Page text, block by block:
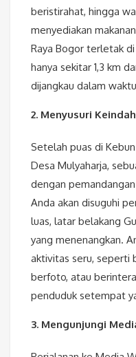
beristirahat, hingga
menyediakan
Raya Bogor terletak
hanya sekitar 1,3 km
dijangkau dalam
2. Menyusuri
Setelah puas di
Desa Mulyaharja,
dengan
Anda akan disuguhi
luas, latar belakang
yang menenangkan.
aktivitas seru, seperti
berfoto, atau
penduduk setempat
3. Mengunjungi